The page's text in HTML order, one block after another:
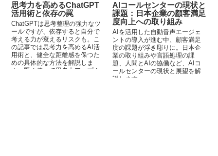
思考力を高めるChatGPT
活用術と依存の罠
ChatGPTは思考整理の強力なツ
ールですが、依存すると自分で
考える力が衰えるリスクも。こ
の記事では思考力を高めるAI活
用術と、健全な距離感を保つた
めの具体的な方法を解説しま
す。賢く使って思考力アップ！
AIコールセンターの現状と
課題：日本企業の顧客満足
度向上への取り組み
AIを活用した自動音声エージェ
ントの導入が進む中、顧客満足
度の課題が浮き彫りに。日本企
業の取り組みや言語処理の課
題、人間とAIの協働など、AIコ
ールセンターの現状と展望を解
説します。